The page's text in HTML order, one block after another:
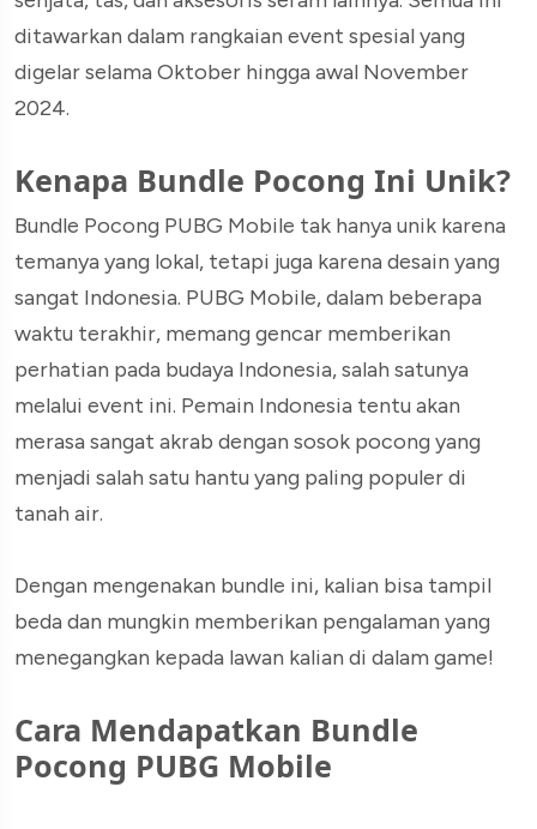
ditawarkan dalam rangkaian event spesial yang
digelar selama Oktober hingga awal November
2024.
Kenapa Bundle Pocong Ini Unik?
Bundle Pocong PUBG Mobile tak hanya unik karena
temanya yang lokal, tetapi juga karena desain yang
sangat Indonesia. PUBG Mobile, dalam beberapa
waktu terakhir, memang gencar memberikan
perhatian pada budaya Indonesia, salah satunya
melalui event ini. Pemain Indonesia tentu akan
merasa sangat akrab dengan sosok pocong yang
menjadi salah satu hantu yang paling populer di
tanah air.
Dengan mengenakan bundle ini, kalian bisa tampil
beda dan mungkin memberikan pengalaman yang
menegangkan kepada lawan kalian di dalam game!
Cara Mendapatkan Bundle
Pocong PUBG Mobile